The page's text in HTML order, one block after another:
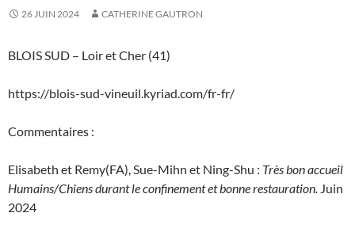
26 JUIN 2024 CATHERINE GAUTRON
BLOIS SUD – Loir et Cher (41)
https://blois-sud-vineuil.kyriad.com/fr-fr/
Commentaires :
Elisabeth et Remy(FA), Sue-Mihn et Ning-Shu : Très bon accueil
Humains/Chiens durant le confinement et bonne restauration. Juin
2024